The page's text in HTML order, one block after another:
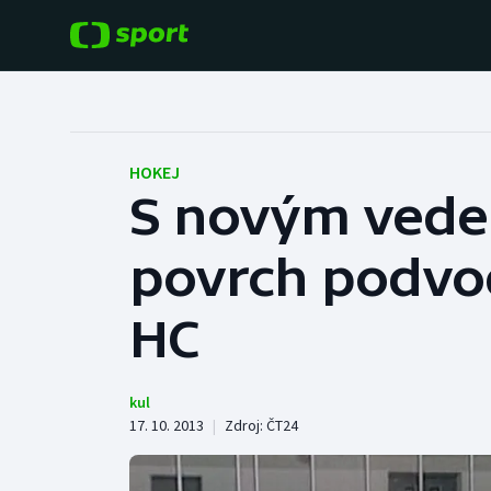
Hokej
Tenis
Atletika
Baseball a softbal
Basketbal
HOKEJ
S novým
povrch
HC
kul
17. 10. 2013 | Zdroj: ČT24